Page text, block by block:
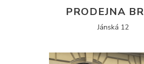
PRODEJNA
Jánská 12